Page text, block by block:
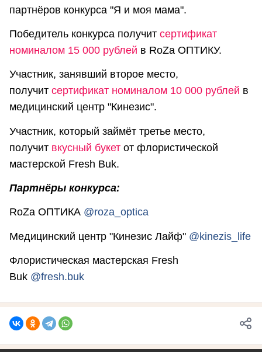
партнёров конкурса "Я и моя мама".
Победитель конкурса получит сертификат
номиналом 15 000 рублей в RoZa ОПТИКУ.
Участник, занявший второе место,
получит сертификат номиналом 10 000 рублей в
медицинский центр "Кинезис".
Участник, который займёт третье место,
получит вкусный букет от флористической
мастерской Fresh Buk.
Партнёры конкурса:
RoZa ОПТИКА @roza_optica
Медицинский центр "Кинезис Лайф" @kinezis_life
Флористическая мастерская Fresh
Buk @fresh.buk